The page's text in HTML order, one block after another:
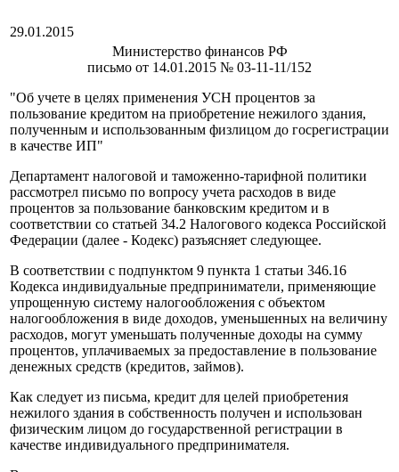
29.01.2015
Министерство финансов РФ
письмо от 14.01.2015 № 03-11-11/152
"Об учете в целях применения УСН процентов за
пользование кредитом на приобретение нежилого здания,
полученным и использованным физлицом до госрегистрации
в качестве ИП"
Департамент налоговой и таможенно-тарифной политики
рассмотрел письмо по вопросу учета расходов в виде
процентов за пользование банковским кредитом и в
соответствии со статьей 34.2 Налогового кодекса Российской
Федерации (далее - Кодекс) разъясняет следующее.
В соответствии с подпунктом 9 пункта 1 статьи 346.16
Кодекса индивидуальные предприниматели, применяющие
упрощенную систему налогообложения с объектом
налогообложения в виде доходов, уменьшенных на величину
расходов, могут уменьшать полученные доходы на сумму
процентов, уплачиваемых за предоставление в пользование
денежных средств (кредитов, займов).
Как следует из письма, кредит для целей приобретения
нежилого здания в собственность получен и использован
физическим лицом до государственной регистрации в
качестве индивидуального предпринимателя.